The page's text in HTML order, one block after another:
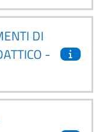
DI
-